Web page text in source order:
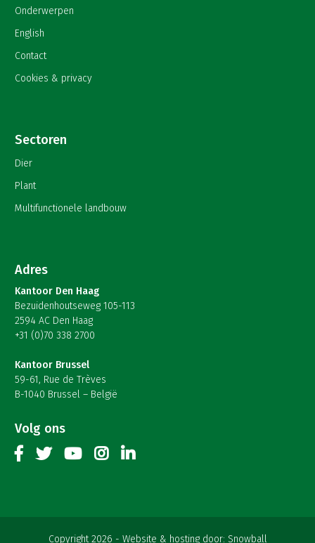
Onderwerpen
English
Contact
Cookies & privacy
Sectoren
Dier
Plant
Multifunctionele landbouw
Adres
Kantoor Den Haag
Bezuidenhoutseweg 105-113
2594 AC Den Haag
+31 (0)70 338 2700
Kantoor Brussel
59-61, Rue de Trèves
B-1040 Brussel – België
Volg ons
Copyright 2026 Website & hosting door: Snowball